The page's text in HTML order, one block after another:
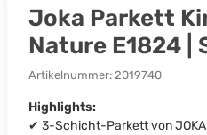
Joka Parkett
Nature E1824 |
Artikelnummer: 2019740
Highlights:
✔ 3-Schicht-Parkett von